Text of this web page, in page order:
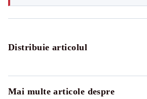
Distribuie articolul
Mai multe articole despre